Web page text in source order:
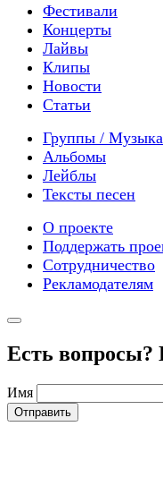
Фестивали
Концерты
Лайвы
Клипы
Новости
Статьи
Группы /
Альбомы
Лейблы
Тексты песен
О проекте
Поддержать
Сотрудничество
Рекламодателям
Есть
Имя